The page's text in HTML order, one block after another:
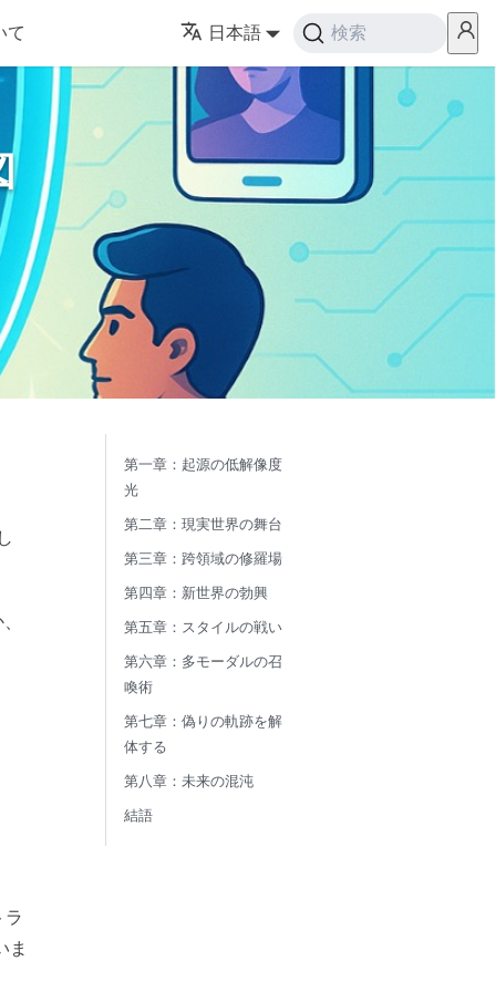
て 日本語 検索
ラ
ま
第一章：起源の低解像度
光
第二章：現実世界の舞台
第三章：跨領域の修羅場
第四章：新世界の勃興
第五章：スタイルの戦い
第六章：多モーダルの召
喚術
第七章：偽りの軌跡を解
体する
第八章：未来の混沌
結語